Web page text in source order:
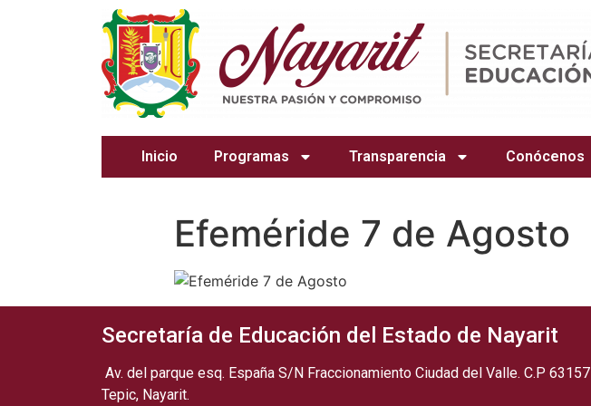
Inicio Programas Transparencia Conócenos
Efeméride 7 de Agosto
Secretaría de Educación del Estado de Nayarit
Av. del parque esq. España S/N Fraccionamiento Ciudad del Valle. C.P 63157
Tepic, Nayarit.